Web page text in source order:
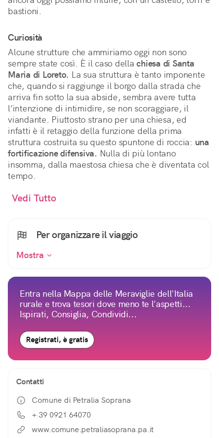
bastioni.
Curiosità
Alcune strutture che ammiriamo oggi non sono
sempre state così. È il caso dellachiesa di Santa
Maria di Loreto. La sua struttura è tanto imponente
che, quando si raggiunge il borgo dalla strada che
arriva fin sotto la sua abside, sembra avere tutta
l’intenzione di intimidire, se non scoraggiare, il
viandante. Piuttosto strano per una chiesa, ed
infatti è il retaggio della funzione della prima
struttura costruita su questo spuntone di roccia: una
fortificazione difensiva. Nulla di più lontano
insomma, dalla maestosa chiesa che è diventata col
tempo.
Vedi Tutto
Per organizzare il viaggio
Mostra
Entra nella Mappa delle Meraviglie dell'Italia
rurale e trova tesori dove meno te l'aspetti...
Ispirati, Consiglia, Condividi...
Registrati, è gratis
Contatti
Comune di Petralia Soprana
+ 39 0921 64070
www.comune.petraliasoprana.pa.it